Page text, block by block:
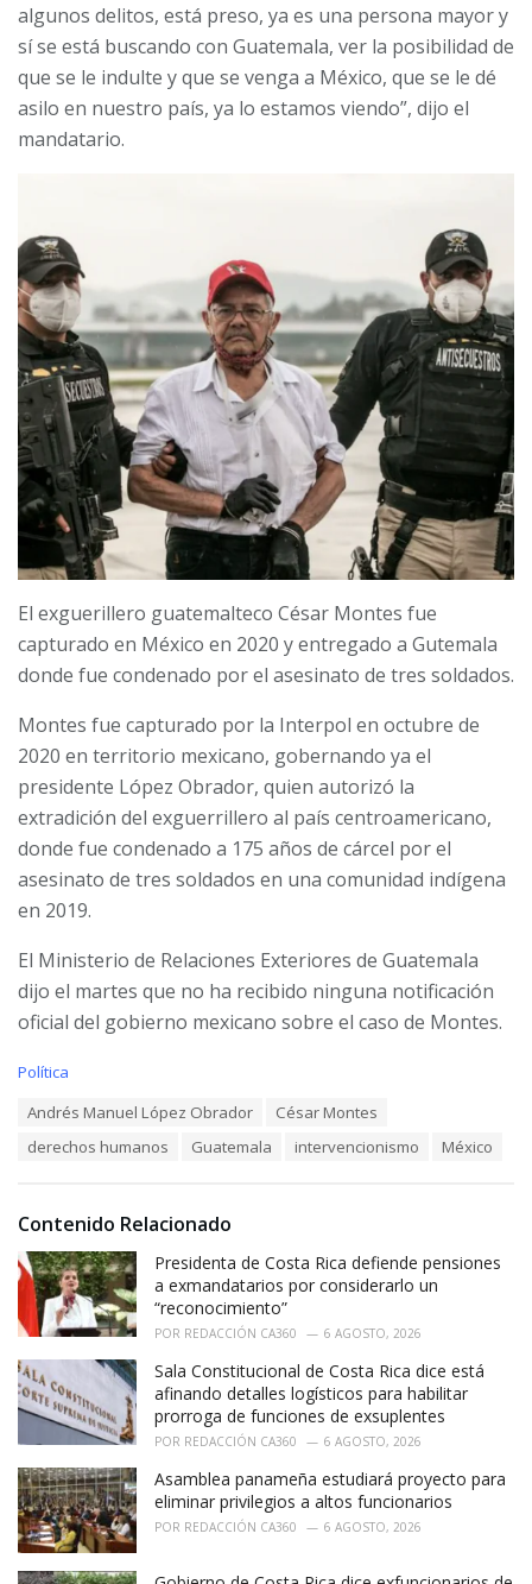
algunos delitos, está preso, ya es una persona mayor y
sí se está buscando con Guatemala, ver la posibilidad de
que se le indulte y que se venga a México, que se le dé
asilo en nuestro país, ya lo estamos viendo”, dijo el
mandatario.
El exguerillero guatemalteco César Montes fue
capturado en México en 2020 y entregado a Gutemala
donde fue condenado por el asesinato de tres soldados.
Montes fue capturado por la Interpol en octubre de
2020 en territorio mexicano, gobernando ya el
presidente López Obrador, quien autorizó la
extradición del exguerrillero al país centroamericano,
donde fue condenado a 175 años de cárcel por el
asesinato de tres soldados en una comunidad indígena
en 2019.
El Ministerio de Relaciones Exteriores de Guatemala
dijo el martes que no ha recibido ninguna notificación
oficial del gobierno mexicano sobre el caso de Montes.
C
i
s
:
Política
Andrés Manuel López Obrador
César Montes
derechos humanos
Guatemala intervencionismo México
Contenido Relacionado
Presidenta de Costa Rica defiende pensiones
a exmandatarios por considerarlo un
“reconocimiento”
POR REDACCIÓN CA360 6 AGOSTO, 2026
Sala Constitucional de Costa Rica dice está
afinando detalles logísticos para habilitar
prorroga de funciones de exsuplentes
POR REDACCIÓN CA360 6 AGOSTO, 2026
Asamblea panameña estudiará proyecto para
eliminar privilegios a altos funcionarios
POR REDACCIÓN CA360 6 AGOSTO, 2026